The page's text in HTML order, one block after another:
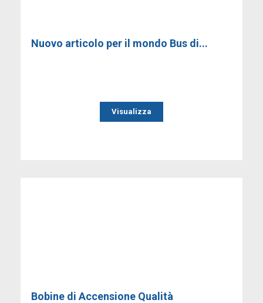
Nuovo articolo per il mondo Bus di...
Visualizza
Bobine di Accensione Qualità